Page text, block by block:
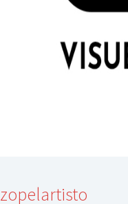
zopelartisto